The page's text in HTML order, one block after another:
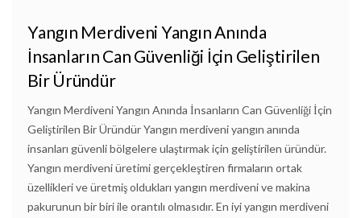
Yangın Merdiveni Yangın Anında
İnsanların Can Güvenliği İçin Geliştirilen
Bir Üründür
Yangın Merdiveni Yangın Anında İnsanların Can Güvenliği İçin
Geliştirilen Bir Üründür Yangın merdiveni yangın anında
insanları güvenli bölgelere ulaştırmak için geliştirilen üründür.
Yangın merdiveni üretimi gerçekleştiren firmaların ortak
üzellikleri ve üretmiş oldukları yangın merdiveni ve makina
pakurunun bir biri ile orantılı olmasıdır. En iyi yangın merdiveni